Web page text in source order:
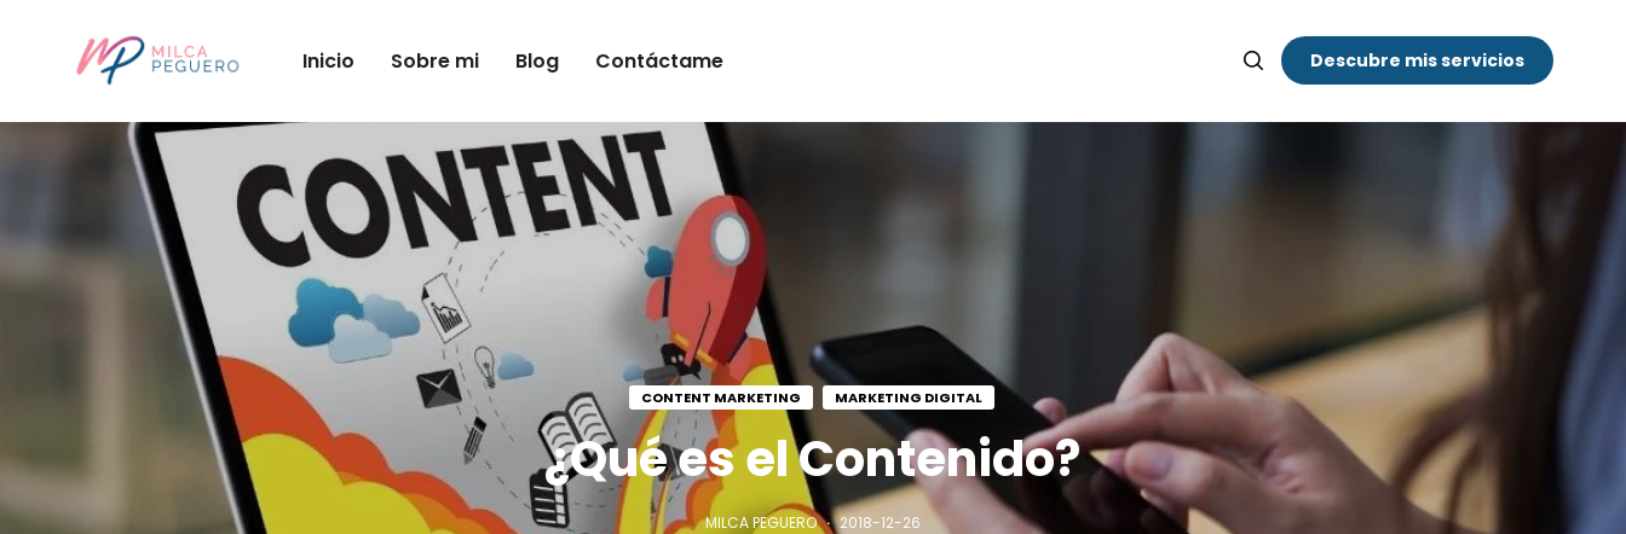
Inicio Sobre mi Blog Contáctame Descubre mis servicios
CONTENT MARKETING MARKETING DIGITAL
¿Qué es el Contenido?
MILCA PEGUERO 2018-12-26